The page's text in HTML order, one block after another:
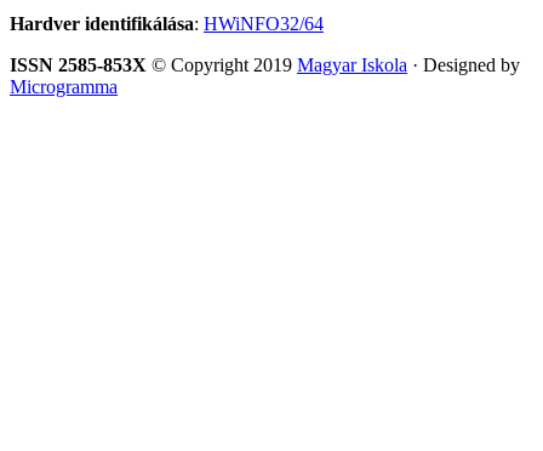
Hardver identifikálása: HWiNFO32/64
ISSN 2585-853X © Copyright 2019 Magyar Iskola · Designed by
Microgramma